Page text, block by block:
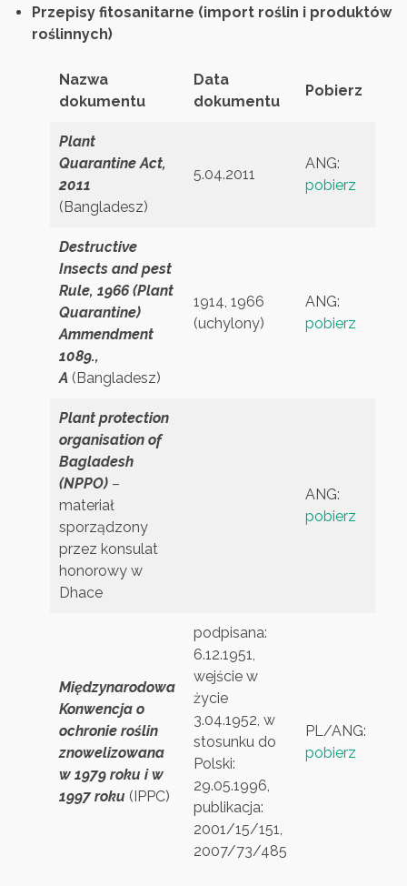
Przepisy fitosanitarne (import roślin i produktów
roślinnych)
Nazwa
dokumentu
Data
dokumentu
Pobierz
Plant
Quarantine Act,
2011
(Bangladesz)
5.04.2011
ANG:
pobierz
Destructive
Insects and pest
Rule, 1966 (Plant
Quarantine)
Ammendment
1089.,
A (Bangladesz)
1914, 1966
(uchylony)
ANG:
pobierz
Plant protection
organisation of
Bagladesh
(NPPO) –
materiał
sporządzony
przez konsulat
honorowy w
Dhace
ANG:
pobierz
Międzynarodowa
Konwencja o
ochronie roślin
znowelizowana
w 1979 roku i w
1997 roku (IPPC)
podpisana:
6.12.1951,
wejście w
życie
3.04.1952, w
stosunku do
Polski:
29.05.1996,
publikacja:
2001/15/151,
2007/73/485
PL/ANG:
pobierz